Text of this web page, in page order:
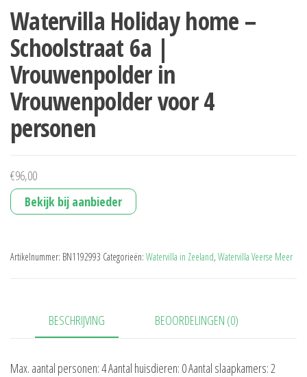
Watervilla Holiday home –
Schoolstraat 6a |
Vrouwenpolder in
Vrouwenpolder voor 4
personen
€96,00
Bekijk bij aanbieder
Artikelnummer: BN1192993 Categorieën: Watervilla in Zeeland, Watervilla Veerse Meer
BESCHRIJVING BEOORDELINGEN (0)
Max. aantal personen: 4 Aantal huisdieren: 0 Aantal slaapkamers: 2